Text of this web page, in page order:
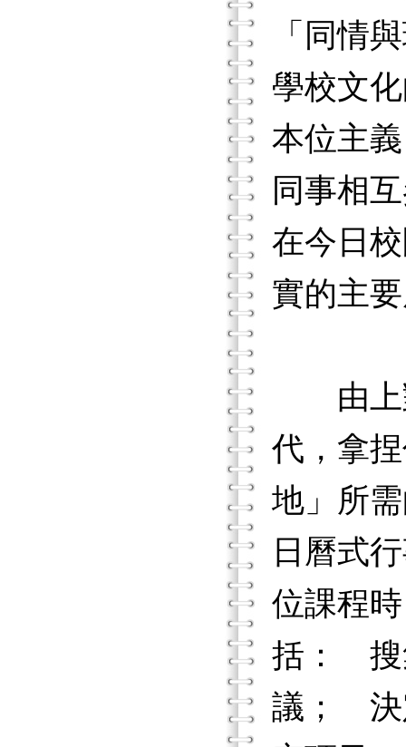
「同情
學校文
本位主
同事相
在今日
實的主
由上對
代，拿
地」所
日曆式
位課程
括： 搜
議； 決